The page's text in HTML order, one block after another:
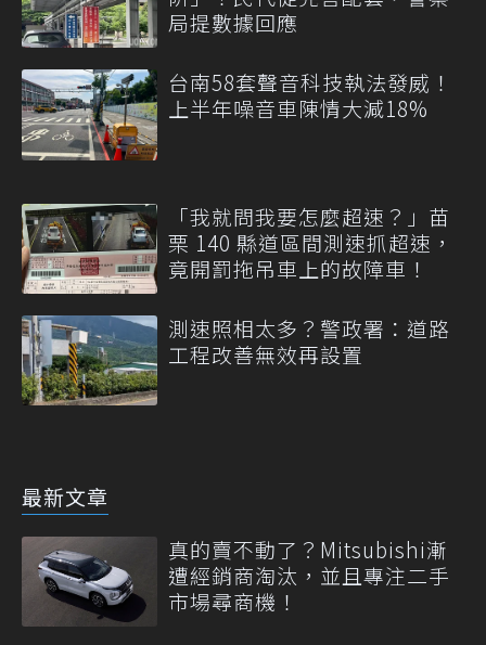
局提數據回應
台南58套聲音科技執法發威！
上半年噪音車陳情大減18%
「我就問我要怎麼超速？」苗
栗 140 縣道區間測速抓超速，
竟開罰拖吊車上的故障車！
測速照相太多？警政署：道路
工程改善無效再設置
最新文章
真的賣不動了？Mitsubishi漸
遭經銷商淘汰，並且專注二手
市場尋商機！